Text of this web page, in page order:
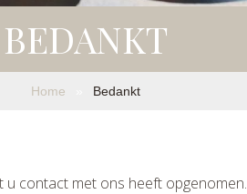
BEDANKT
Home Bedankt
u contact met ons heeft opgenomen.